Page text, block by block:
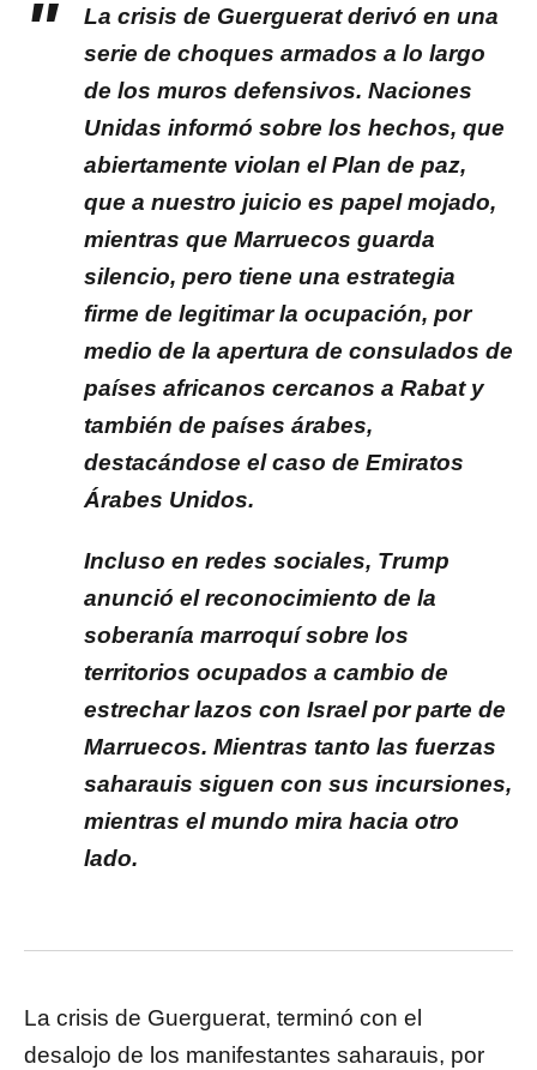
La crisis de Guerguerat derivó en una
serie de choques armados a lo largo
de los muros defensivos. Naciones
Unidas informó sobre los hechos, que
abiertamente violan el Plan de paz,
que a nuestro juicio es papel mojado,
mientras que Marruecos guarda
silencio, pero tiene una estrategia
firme de legitimar la ocupación, por
medio de la apertura de consulados de
países africanos cercanos a Rabat y
también de países árabes,
destacándose el caso de Emiratos
Árabes Unidos.
Incluso en redes sociales, Trump
anunció el reconocimiento de la
soberanía marroquí sobre los
territorios ocupados a cambio de
estrechar lazos con Israel por parte de
Marruecos. Mientras tanto las fuerzas
saharauis siguen con sus incursiones,
mientras el mundo mira hacia otro
lado.
La crisis de Guerguerat, terminó con el
desalojo de los manifestantes saharauis, por